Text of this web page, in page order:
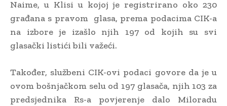
Naime, u Klisi u kojoj je registrirano oko 230
građana s pravom glasa, prema podacima CIK-a
na izbore je izašlo njih 197 od kojih su svi
glasački listići bili važeći.
Također, službeni CIK-ovi podaci govore da je u
ovom bošnjačkom selu od 197 glasača, njih 103 za
predsjednika Rs-a povjerenje dalo Miloradu